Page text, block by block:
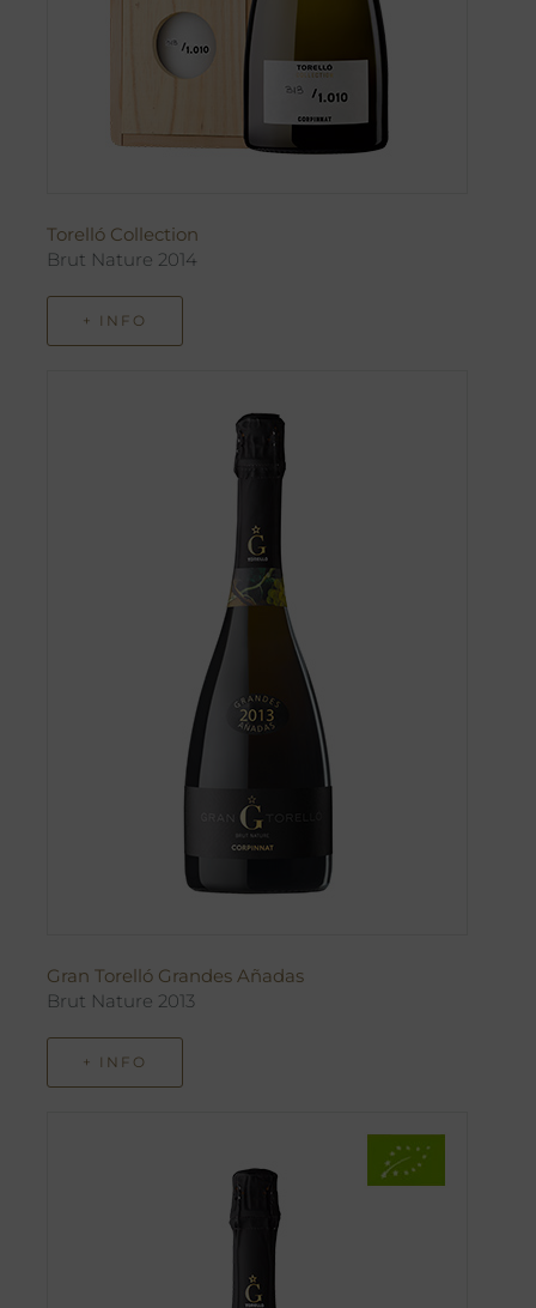
Torelló Collection
Brut Nature 2014
+ INFO
Gran Torelló Grandes Añadas
Brut Nature 2013
+ INFO